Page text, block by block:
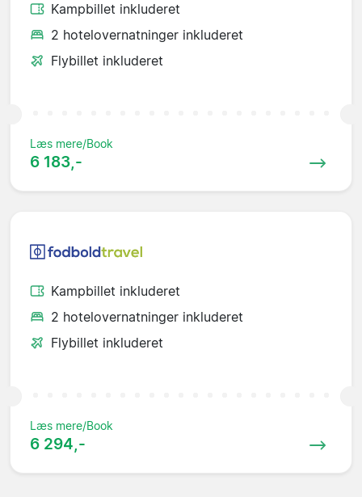
Kampbillet inkluderet
2 hotelovernatninger inkluderet
Flybillet inkluderet
Læs mere/Book
6 183,-
Kampbillet inkluderet
2 hotelovernatninger inkluderet
Flybillet inkluderet
Læs mere/Book
6 294,-